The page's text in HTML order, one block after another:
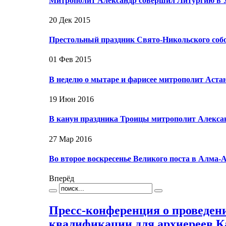
20 Дек 2015
Престольный праздник Свято-Никольского
01 Фев 2015
В неделю о мытаре и фарисее митрополит
19 Июн 2016
В канун праздника Троицы митрополит
27 Мар 2016
Во второе воскресенье Великого поста в
Вперёд
Пресс-конференция о